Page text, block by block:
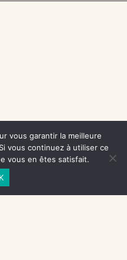
vous garantir la meilleure
vous continuez à utiliser ce
vous en êtes satisfait.